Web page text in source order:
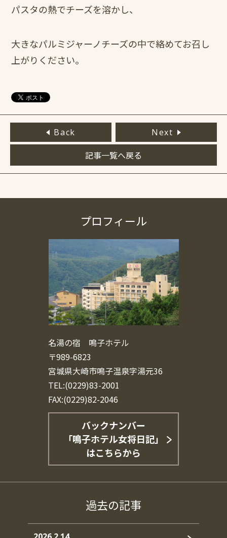
パスタの熱でチーズを溶かし、
大きなパルミジャーノチーズの中で絡めてお召し
上がりください。
Back Next
記事一覧へ戻る
プロフィール
名湯の宿 鳴子ホテル
〒989-6823
宮城県大崎市鳴子温泉字湯元36
TEL:(0229)83-2001
FAX:(0229)82-2046
バックナンバー
「鳴子ホテル女将日記」
はこちらから
過去の記事